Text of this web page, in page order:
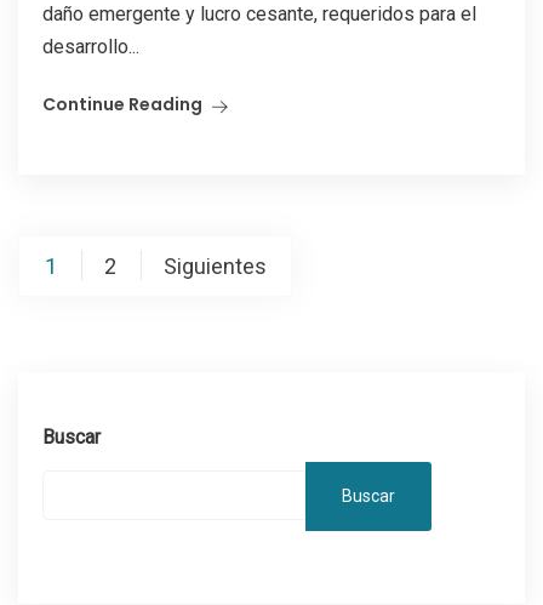
daño emergente y lucro cesante, requeridos para el
desarrollo...
Continue Reading
Paginación
1 2 Siguientes
Buscar
Buscar